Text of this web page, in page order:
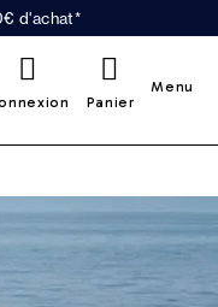
d'achat*
Panier
Menu